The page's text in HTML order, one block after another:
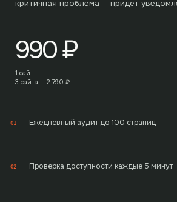
критичная проблема — придёт
990₽
1 сайт
3 сайта — 2 790 ₽
01 Ежедневный аудит до 100 страниц
02 Проверка доступности каждые 5 минут